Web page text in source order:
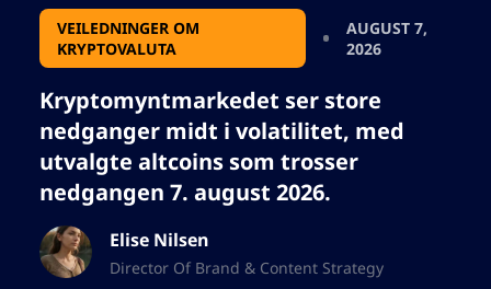
VEILEDNINGER OM
KRYPTOVALUTA
AUGUST 7,
2026
Kryptomyntmarkedet ser store
nedganger midt i volatilitet, med
utvalgte altcoins som trosser
nedgangen 7. august 2026.
Elise Nilsen
Director Of Brand & Content Strategy